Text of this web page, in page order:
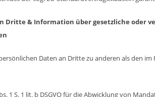
Dritte & Information über gesetzliche oder
Daten an Dritte zu anderen als den
1 S. 1 lit. b DSGVO für die Abwicklung von